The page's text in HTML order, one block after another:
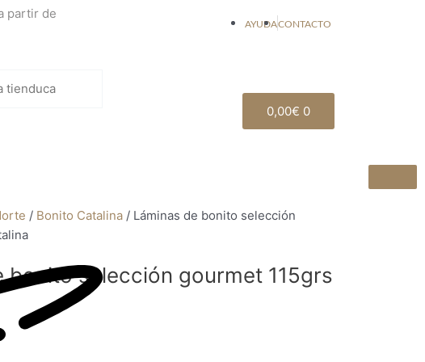
partir de
AYUDACONTACTO
0,00€ 0
Carrito
premium
/ Bonito Catalina / Láminas de bonito selección
bonito selección gourmet 115grs